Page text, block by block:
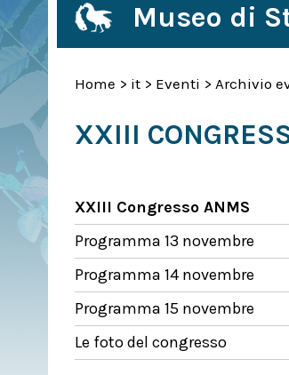
Museo di
Home > it > Eventi > Archivio
XXIII
XXIII Congresso ANMS
Programma 13 novembre
Programma 14 novembre
Programma 15 novembre
Le foto del congresso